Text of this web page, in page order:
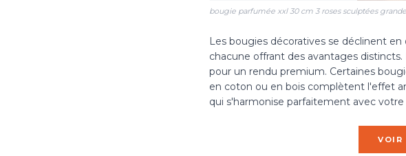
bougie parfumée xxl 30 cm 3 roses sculptées
Les bougies décoratives se déclinent
chacune offrant des avantages
pour un rendu premium. Certaines
en coton ou en bois complètent l'effet
qui s'harmonise parfaitement avec
VOIR